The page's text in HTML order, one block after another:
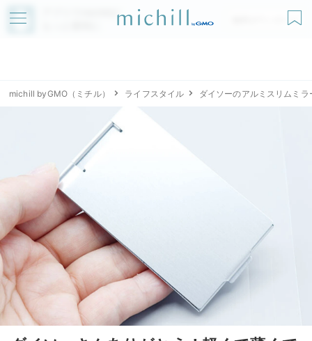
アプリでmichillが
無料ダウンロード
michill byGMO（ミチル） ライフスタイル ダイソーのアルミスリムミラ